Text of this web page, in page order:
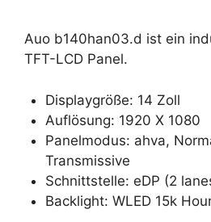
Auo b140han03.d ist ein
TFT-LCD Panel.
Displaygröße: 14 Zoll
Auflösung: 1920 X 1080
Panelmodus: ahva,
Transmissive
Schnittstelle: eDP (2
Backlight: WLED 15k